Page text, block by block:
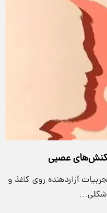
عصبی
آزاردهنده روی کاغذ و
شکلی…